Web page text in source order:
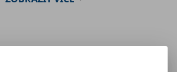
líbit: